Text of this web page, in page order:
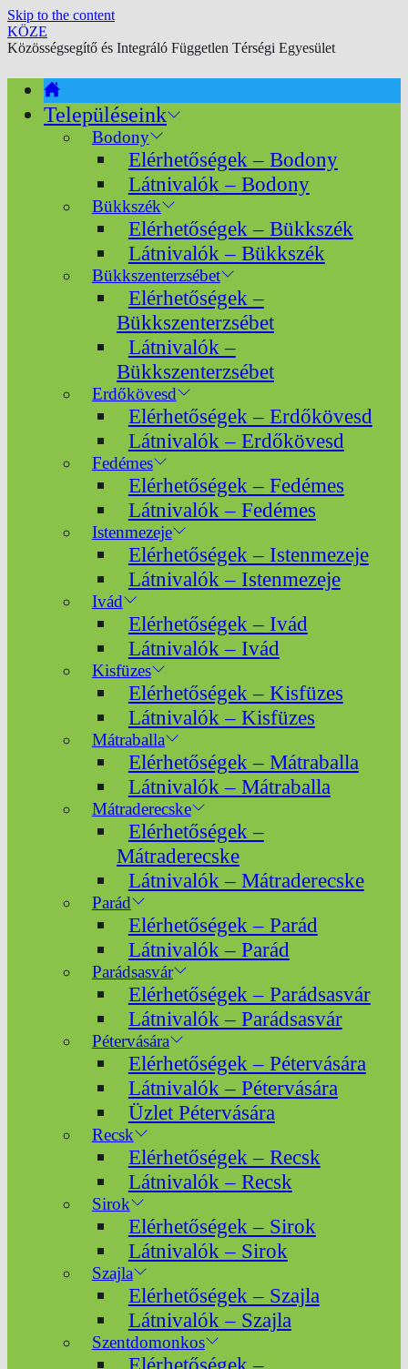
Skip to the content
KÖZE
Közösségsegítő és Integráló Független Térségi Egyesület
Településeink
Bodony
Elérhetőségek – Bodony
Látnivalók – Bodony
Bükkszék
Elérhetőségek – Bükkszék
Látnivalók – Bükkszék
Bükkszenterzsébet
Elérhetőségek –
Bükkszenterzsébet
Látnivalók –
Bükkszenterzsébet
Erdőkövesd
Elérhetőségek – Erdőkövesd
Látnivalók – Erdőkövesd
Fedémes
Elérhetőségek – Fedémes
Látnivalók – Fedémes
Istenmezeje
Elérhetőségek – Istenmezeje
Látnivalók – Istenmezeje
Ivád
Elérhetőségek – Ivád
Látnivalók – Ivád
Kisfüzes
Elérhetőségek – Kisfüzes
Látnivalók – Kisfüzes
Mátraballa
Elérhetőségek – Mátraballa
Látnivalók – Mátraballa
Mátraderecske
Elérhetőségek –
Mátraderecske
Látnivalók – Mátraderecske
Parád
Elérhetőségek – Parád
Látnivalók – Parád
Parádsasvár
Elérhetőségek – Parádsasvár
Látnivalók – Parádsasvár
Pétervására
Elérhetőségek – Pétervására
Látnivalók – Pétervására
Üzlet Pétervására
Recsk
Elérhetőségek – Recsk
Látnivalók – Recsk
Sirok
Elérhetőségek – Sirok
Látnivalók – Sirok
Szajla
Elérhetőségek – Szajla
Látnivalók – Szajla
Szentdomonkos